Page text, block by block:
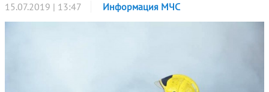
15.07.2019 | 13:47 Информация МЧС